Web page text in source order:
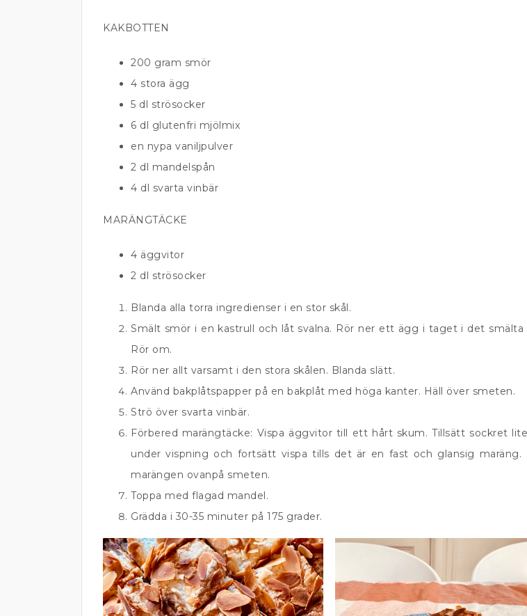
KAKBOTTEN
200 gram smör
4 stora ägg
5 dl strösocker
6 dl glutenfri mjölmix
en nypa vaniljpulver
2 dl mandelspån
4 dl svarta vinbär
MARÄNGTÄCKE
4 äggvitor
2 dl strösocker
Blanda alla torra ingredienser i en stor skål.
Smält smör i en kastrull och låt svalna. Rör ner ett ägg i taget i det smälta
Rör om.
Rör ner allt varsamt i den stora skålen. Blanda slätt.
Använd bakplåtspapper på en bakplåt med höga kanter. Häll över smeten.
Strö över svarta vinbär.
Förbered marängtäcke: Vispa äggvitor till ett hårt skum. Tillsätt sockret
under vispning och fortsätt vispa tills det är en fast och glansig maräng.
marängen ovanpå smeten.
Toppa med flagad mandel.
Grädda i 30-35 minuter på 175 grader.